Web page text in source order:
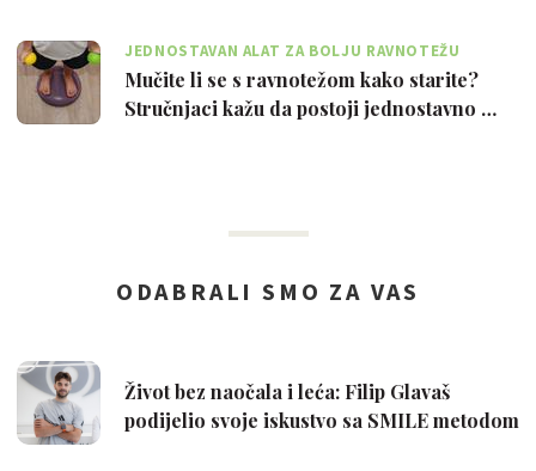
JEDNOSTAVAN ALAT ZA BOLJU RAVNOTEŽU
Mučite li se s ravnotežom kako starite?
Stručnjaci kažu da postoji jednostavno …